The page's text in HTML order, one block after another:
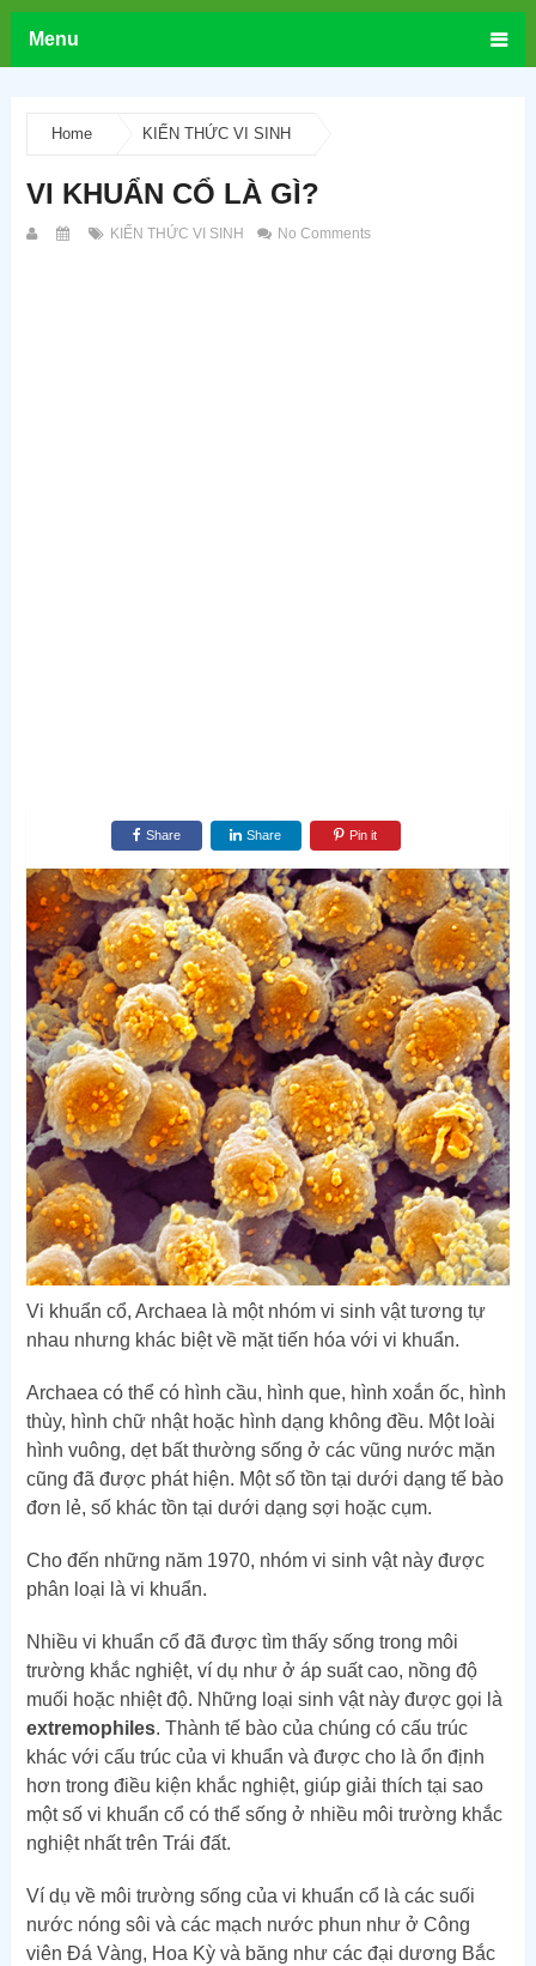
Menu
Home KIẾN THỨC VI SINH
VI KHUẨN CỔ LÀ GÌ?
KIẾN THỨC VI SINH No Comments
Share Share Pin it
Vi khuẩn cổ, Archaea là một nhóm vi sinh vật tương tự
nhau nhưng khác biệt về mặt tiến hóa với vi khuẩn.
Archaea có thể có hình cầu, hình que, hình xoắn ốc, hình
thùy, hình chữ nhật hoặc hình dạng không đều. Một loài
hình vuông, dẹt bất thường sống ở các vũng nước mặn
cũng đã được phát hiện. Một số tồn tại dưới dạng tế bào
đơn lẻ, số khác tồn tại dưới dạng sợi hoặc cụm.
Cho đến những năm 1970, nhóm vi sinh vật này được
phân loại là vi khuẩn.
Nhiều vi khuẩn cổ đã được tìm thấy sống trong môi
trường khắc nghiệt, ví dụ như ở áp suất cao, nồng độ
muối hoặc nhiệt độ. Những loại sinh vật này được gọi là
extremophiles. Thành tế bào của chúng có cấu trúc
khác với cấu trúc của vi khuẩn và được cho là ổn định
hơn trong điều kiện khắc nghiệt, giúp giải thích tại sao
một số vi khuẩn cổ có thể sống ở nhiều môi trường khắc
nghiệt nhất trên Trái đất.
Ví dụ về môi trường sống của vi khuẩn cổ là các suối
nước nóng sôi và các mạch nước phun như ở Công
viên Đá Vàng, Hoa Kỳ và băng như các đại dương Bắc